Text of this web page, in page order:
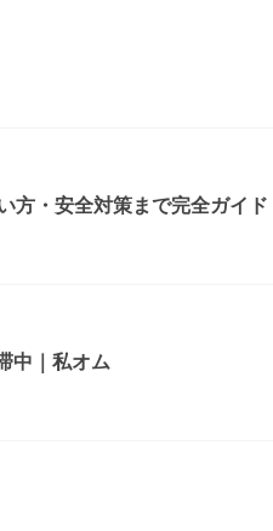
方・安全対策まで完全ガイド
中｜私オム